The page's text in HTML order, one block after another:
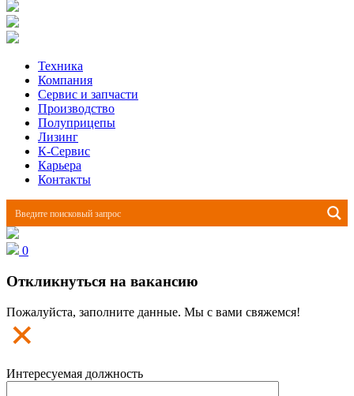
Техника
Компания
Сервис и запчасти
Производство
Полуприцепы
Лизинг
К-Сервис
Карьера
Контакты
0
Откликнуться на вакансию
Пожалуйста, заполните данные. Мы с вами свяжемся!
Интересуемая должность